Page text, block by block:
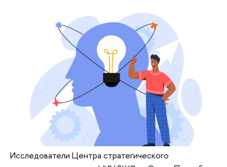
Исследователи Центра стратегического